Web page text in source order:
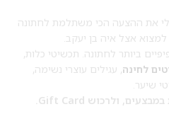
את ההצעה הכי משתלמת לחתונה
אצל איה בן יעקב.
ביותר לחתונה. תכשיטי כלות,
לחינה, עגילים עוצרי נשימה,
שיער.